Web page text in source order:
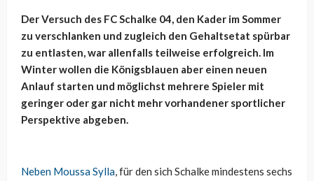
Der Versuch des FC Schalke 04, den Kader im Sommer
zu verschlanken und zugleich den Gehaltsetat spürbar
zu entlasten, war allenfalls teilweise erfolgreich. Im
Winter wollen die Königsblauen aber einen neuen
Anlauf starten und möglichst mehrere Spieler mit
geringer oder gar nicht mehr vorhandener sportlicher
Perspektive abgeben.
Neben Moussa Sylla, für den sich Schalke mindestens sechs